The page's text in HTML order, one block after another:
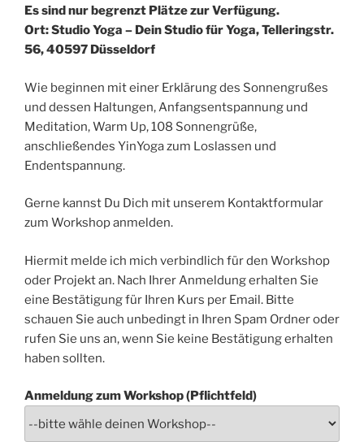
Es sind nur begrenzt Plätze zur Verfügung.
Ort: Studio Yoga – Dein Studio für Yoga, Telleringstr.
56, 40597 Düsseldorf
Wie beginnen mit einer Erklärung des Sonnengrußes
und dessen Haltungen, Anfangsentspannung und
Meditation, Warm Up, 108 Sonnengrüße,
anschließendes YinYoga zum Loslassen und
Endentspannung.
Gerne kannst Du Dich mit unserem Kontaktformular
zum Workshop anmelden.
Hiermit melde ich mich verbindlich für den Workshop
oder Projekt an. Nach Ihrer Anmeldung erhalten Sie
eine Bestätigung für Ihren Kurs per Email. Bitte
schauen Sie auch unbedingt in Ihren Spam Ordner oder
rufen Sie uns an, wenn Sie keine Bestätigung erhalten
haben sollten.
Anmeldung zum Workshop (Pflichtfeld)